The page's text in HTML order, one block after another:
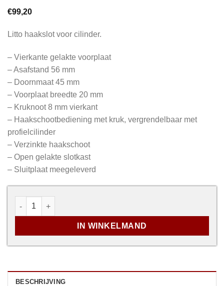
€99,20
Litto haakslot voor cilinder.
– Vierkante gelakte voorplaat
– Asafstand 56 mm
– Doornmaat 45 mm
– Voorplaat breedte 20 mm
– Kruknoot 8 mm vierkant
– Haakschootbediening met kruk, vergrendelbaar met
profielcilinder
– Verzinkte haakschoot
– Open gelakte slotkast
– Sluitplaat meegeleverd
Haakslot voor cilinder - LITTO A7659.11 aantal
IN WINKELMAND
BESCHRIJVING